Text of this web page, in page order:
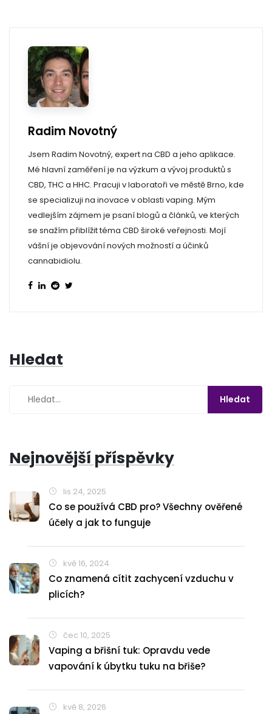
Radim Novotný
Jsem Radim Novotný, expert na CBD a jeho aplikace.
Mé hlavní zaměření je na výzkum a vývoj produktů s
CBD, THC a HHC. Pracuji v laboratoři ve městě Brno, kde
se specializuji na inovace v oblasti vaping. Mým
vedlejším zájmem je psaní blogů a článků, ve kterých
se snažím přiblížit téma CBD široké veřejnosti. Mojí
vášní je objevování nových možností a účinků
cannabidiolu.
Hledat
Nejnovější příspěvky
lis 24, 2025
Co se používá CBD pro? Všechny ověřené
účely a jak to funguje
kvě 16, 2024
Co znamená cítit zachycení vzduchu v
plicích?
čec 10, 2025
Vaping a břišní tuk: Opravdu vede
vapování k úbytku tuku na břiše?
kvě 8, 2026